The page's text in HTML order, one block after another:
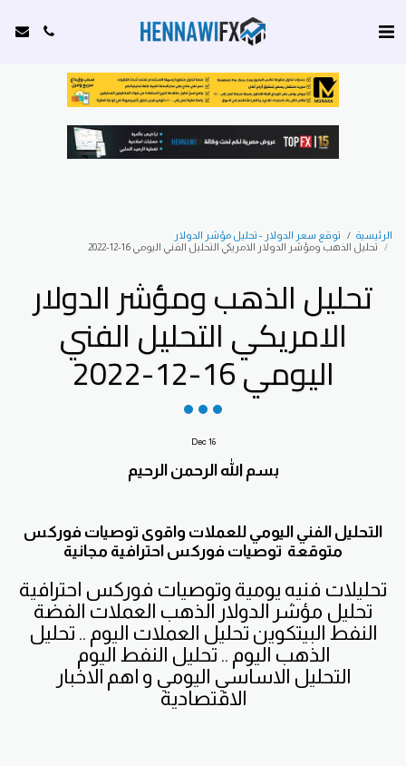
الرئيسية
توقع سعر الدولار - تحليل مؤشر الدولار
تحليل الذهب ومؤشر الدولار الامريكي التحليل الفني اليومي 16-12-2022
تحليل الذهب ومؤشر الدولار
الامريكي التحليل الفني
اليومي 16-12-2022
16
Dec
بسم الله الرحمن الرحيم
التحليل الفني اليومي للعملات واقوى توصيات فوركس
متوقعة توصيات فوركس احترافية مجانية
تحليلات فنيه يومية وتوصيات فوركس احترافية
الذهب اليوم .. تحليل النفط اليوم
الاقتصادية